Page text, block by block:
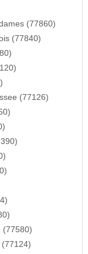
(77860)
(77840)
(77126)
(77580)